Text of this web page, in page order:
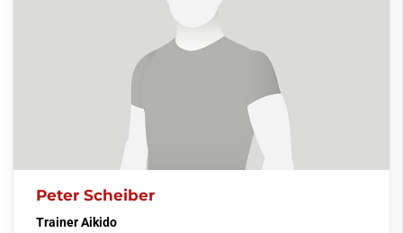
Peter Scheiber
Trainer Aikido